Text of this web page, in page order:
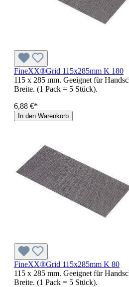
FineXX®Grid 115x285mm K 180
115 x 285 mm. Geeignet für
Breite. (1 Pack = 5 Stück).
6,88 €*
In den Warenkorb
FineXX®Grid 115x285mm K 80
115 x 285 mm. Geeignet für
Breite. (1 Pack = 5 Stück).